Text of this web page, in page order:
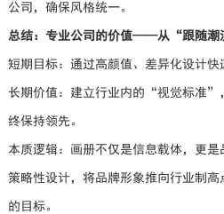
公司，确保风格统一。
总结：专业公司的价值——从“跟随
短期目标：通过高颜值、差异化设计快
长期价值：建立行业内的“视觉标准”
终保持领先。
本质逻辑：画册不仅是信息载体，更
策略性设计，将品牌形象推向行业制
的目标。